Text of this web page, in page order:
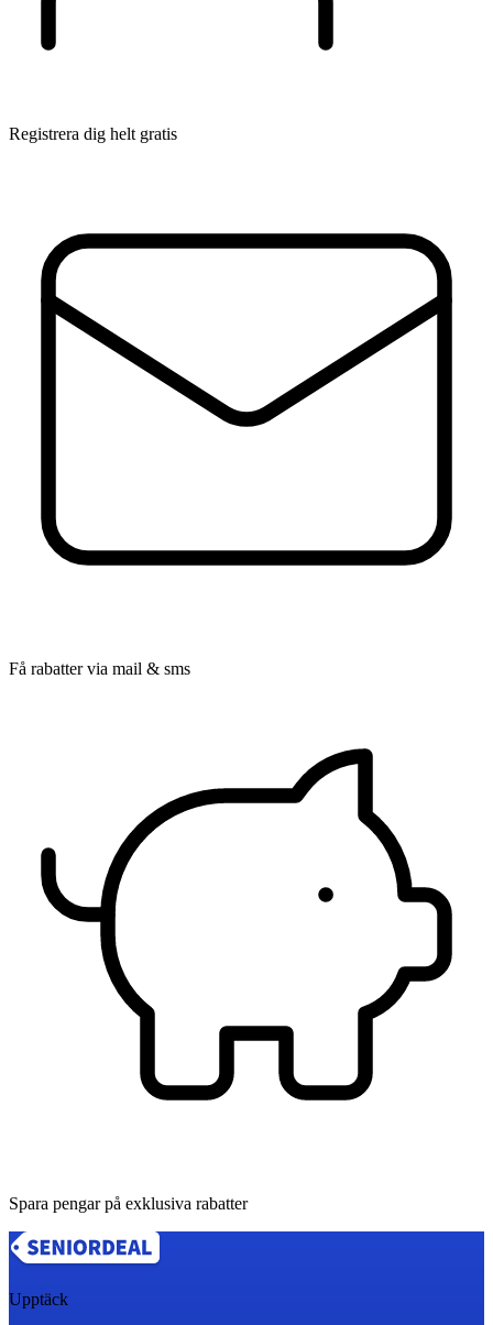
Registrera dig helt gratis
Få rabatter via mail & sms
Spara pengar på exklusiva rabatter
Upptäck